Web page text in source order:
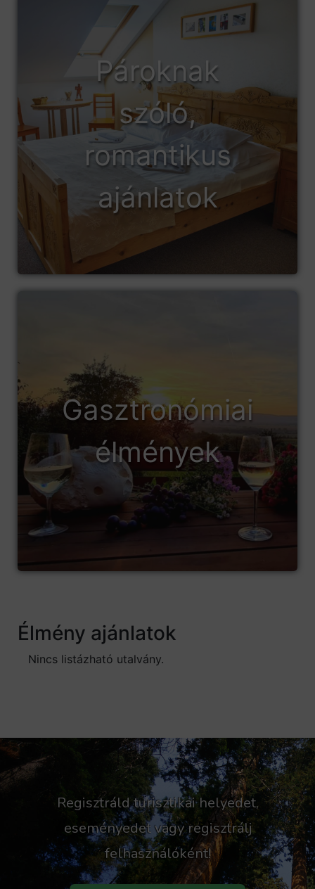
Pároknak
szóló,
romantikus
ajánlatok
Gasztronómiai
élmények
Élmény ajánlatok
Nincs listázható utalvány.
Regisztráld turisztikai helyedet,
eseményedet vagy regisztrálj
felhasználóként!